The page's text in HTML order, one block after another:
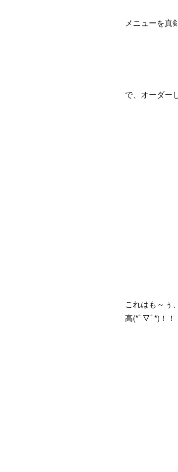
メニューを
で、オーダー
これはも～
高(*ﾟ▽ﾟ*)！！